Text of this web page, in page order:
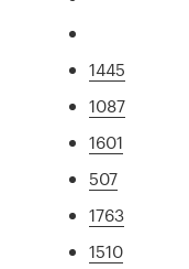
1445
1087
1601
507
1763
1510